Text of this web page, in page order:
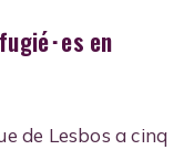
･es en
de Lesbos a cinq